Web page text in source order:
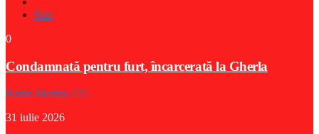
Stiri
0
Condamnată pentru furt, încarcerată la Gherla
Radio Medias 725
31 iulie 2026